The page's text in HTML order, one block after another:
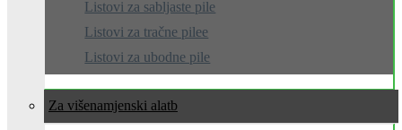
Listovi za sabljaste pile
Listovi za tračne pilee
Listovi za ubodne pile
Za višenamjenski alat